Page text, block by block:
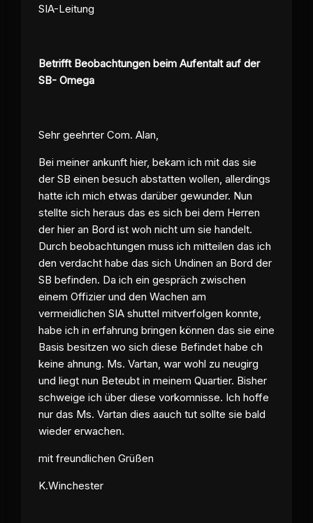
SIA-Leitung
Betrifft Beobachtungen beim Aufentalt auf der
SB- Omega
Sehr geehrter Com. Alan,
Bei meiner ankunft hier, bekam ich mit das sie
der SB einen besuch abstatten wollen, allerdings
hatte ich mich etwas darüber gewunder. Nun
stellte sich heraus das es sich bei dem Herren
der hier an Bord ist woh nicht um sie handelt.
Durch beobachtungen muss ich mitteilen das ich
den verdacht habe das sich Undinen an Bord der
SB befinden. Da ich ein gespräch zwischen
einem Offizier und den Wachen am
vermeidlichen SIA shuttel mitverfolgen konnte,
habe ich in erfahrung bringen können das sie eine
Basis besitzen wo sich diese Befindet habe ch
keine ahnung. Ms. Vartan, war wohl zu neugirg
und liegt nun Beteubt in meinem Quartier. Bisher
schweige ich über diese vorkomnisse. Ich hoffe
nur das Ms. Vartan dies aauch tut sollte sie bald
wieder erwachen.
mit freundlichen Grüßen
K.Winchester